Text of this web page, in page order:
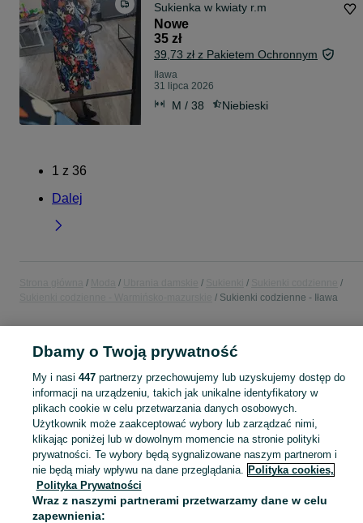
Sukienka w kwiaty r.m
Nowe
35 zł
39,73 zł z Pakietem Ochronnym
Iława
31 lipca 2026
M / 38 Niebieski
1 z 36
Dalej
Sukienki codzienne - Iława
KATEGORIA
Szeroki wybór sukienek codziennych damskich Iława ▶️ bawełniane i wygodne ✅ Nowe i używane w dobrych cenach ☝ Sprawdź ogłoszenia online na OLX.pl! Zobacz
Mapa kategorii
Mapa miejscowości
Mapa ministron
Dbamy o Twoją prywatność
My i nasi 447partnerzy przechowujemy lub uzyskujemy dostęp do
informacji na urządzeniu, takich jak unikalne identyfikatory w
plikach cookie w celu przetwarzania danych osobowych.
Użytkownik może zaakceptować wybory lub zarządzać nimi,
klikając poniżej lub w dowolnym momencie na stronie polityki
prywatności. Te wybory będą sygnalizowane naszym partnerom i
nie będą miały wpływu na dane przeglądania. Polityka cookies,
Polityka Prywatności
Wraz z naszymi partnerami przetwarzamy dane w celu
zapewnienia: